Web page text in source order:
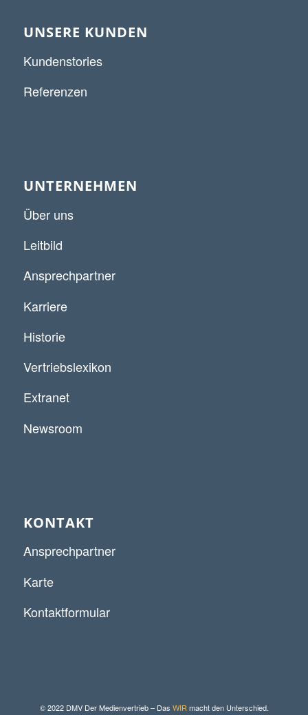
UNSERE KUNDEN
Kundenstories
Referenzen
UNTERNEHMEN
Über uns
Leitbild
Ansprechpartner
Karriere
Historie
Vertriebslexikon
Extranet
Newsroom
KONTAKT
Ansprechpartner
Karte
Kontaktformular
© 2022 DMV Der Medienvertrieb – Das WIRmacht den Unterschied.